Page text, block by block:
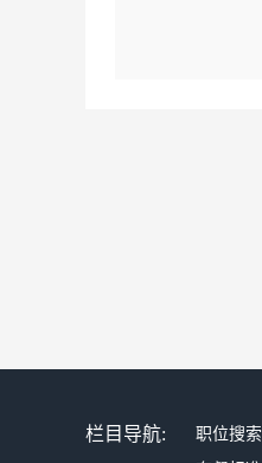
栏目导航: 职位搜索